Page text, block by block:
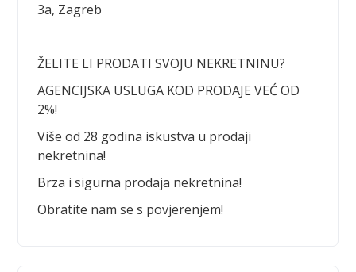
3a, Zagreb
ŽELITE LI PRODATI SVOJU NEKRETNINU?
AGENCIJSKA USLUGA KOD PRODAJE VEĆ OD
2%!
Više od 28 godina iskustva u prodaji
nekretnina!
Brza i sigurna prodaja nekretnina!
Obratite nam se s povjerenjem!